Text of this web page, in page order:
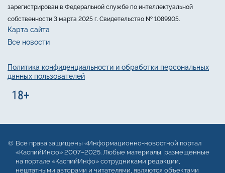
зарегистрирован в Федеральной службе по интеллектуальной
собственности 3 марта 2025 г. Свидетельство № 1089905.
Карта сайта
Все новости
Политика конфиденциальности и обработки персональных
данных пользователей
Все права защищены «Информационно-новостной портал
«КаспийИнфо» 2007–2025. Любые материалы, размещенные
на портале «КаспийИнфо» сотрудниками редакции,
нештатными авторами и читателями, являются объектами